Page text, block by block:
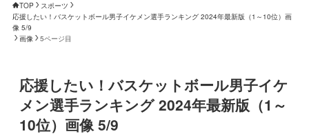
TOP
スポーツ
応援したい！バスケットボール男子イケメン選手ランキング 2024年最新版（1～10位）画
像 5/9
画像
5ページ目
応援したい！バスケットボール男子イケ
メン選手ランキング 2024年最新版（1～
10位）画像 5/9